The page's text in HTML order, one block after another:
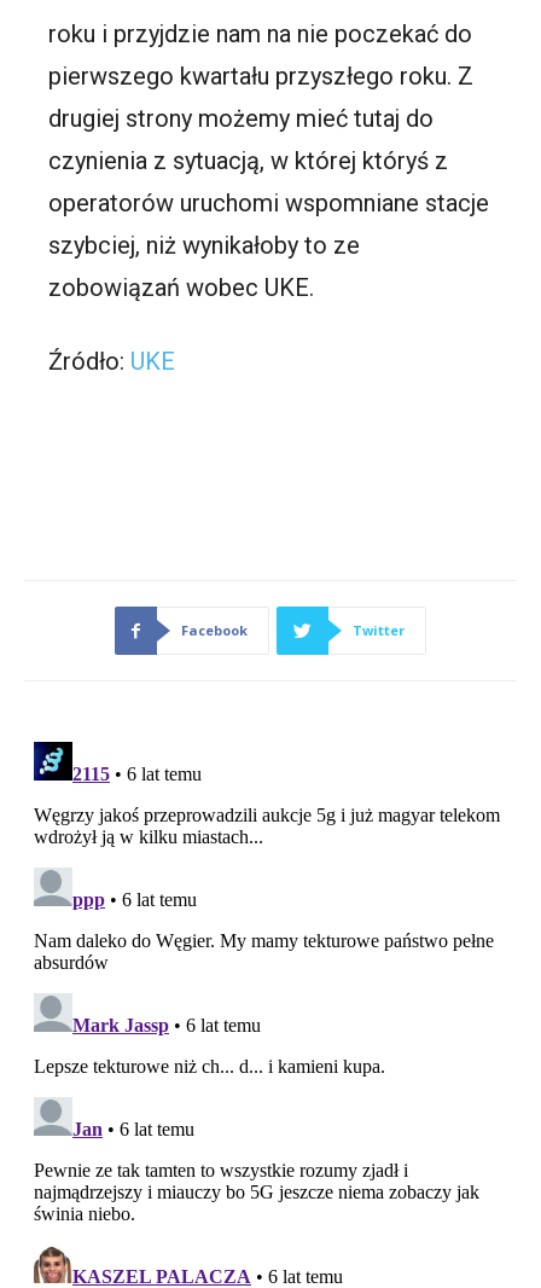
roku i przyjdzie nam na nie poczekać do
pierwszego kwartału przyszłego roku. Z
drugiej strony możemy mieć tutaj do
czynienia z sytuacją, w której któryś z
operatorów uruchomi wspomniane stacje
szybciej, niż wynikałoby to ze
zobowiązań wobec UKE.
Źródło: UKE
Facebook Twitter